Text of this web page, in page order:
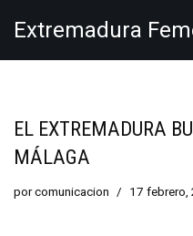
Extremadura
EL EXTREMADURA
MÁLAGA
porcomunicacion 17 febrero,